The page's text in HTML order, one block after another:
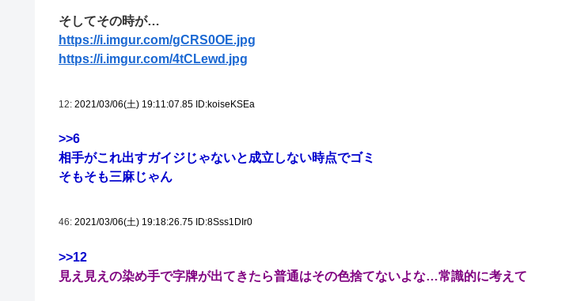
そしてその時が…
https://i.imgur.com/gCRS0OE.jpg
https://i.imgur.com/4tCLewd.jpg
12: 2021/03/06(土) 19:11:07.85 ID:koiseKSEa
>>6
相手がこれ出すガイジじゃないと成立しない時点でゴミ
そもそも三麻じゃん
46: 2021/03/06(土) 19:18:26.75 ID:8Sss1DIr0
>>12
見え見えの染め手で字牌が出てきたら普通はその色捨てないよな…常識的に考えて